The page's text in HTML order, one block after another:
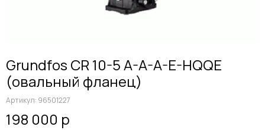
Grundfos CR 10-5 A-A-A-E-HQQE
(овальный фланец)
Артикул: 96501227
198 000 р